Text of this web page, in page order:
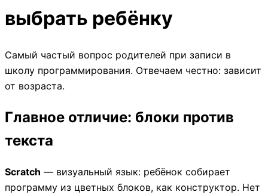
выбрать ребёнку
Самый частый вопрос родителей при записи в
школу программирования. Отвечаем честно: зависит
от возраста.
Главное отличие: блоки против
текста
Scratch — визуальный язык: ребёнок собирает
программу из цветных блоков, как конструктор. Нет